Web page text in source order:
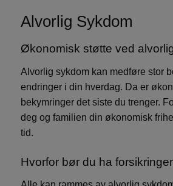
Alvorlig Sykdom
Økonomisk støtte ved
Alvorlig sykdom kan medføre stor
endringer i din hverdag. Da er
bekymringer det siste du trenger.
deg og familien din økonomisk
tid.
Hvorfor bør du ha